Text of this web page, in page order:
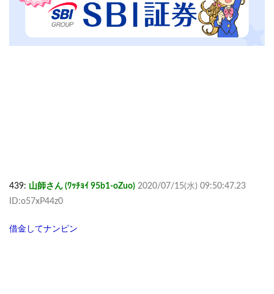
439: 山師さん (ﾜｯﾁｮｲ 95b1-oZuo) 2020/07/15(水) 09:50:47.23
ID:o57xP44z0
借金してナンピン